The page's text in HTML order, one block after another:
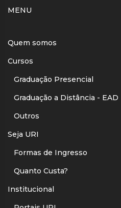
MENU
Quem somos
Cursos
Graduação Presencial
Graduação a Distância - EAD
Outros
Seja URI
Formas de Ingresso
Quanto Custa?
Institucional